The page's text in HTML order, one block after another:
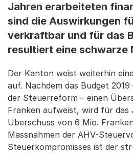
Jahren erarbeiteten
sind die Auswirkungen
verkraftbar und für das
resultiert eine schwarze
Der Kanton weist weiterhin
auf. Nachdem das Budget
der Steuerreform – einen
Franken aufweist, wird für das
Überschuss von 6 Mio.
Massnahmen der AHV-
Steuerkompromisses ist der